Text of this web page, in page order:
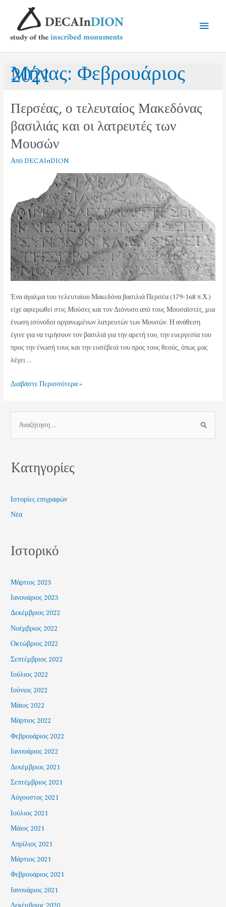
Μήνας: Φεβρουάριος
2021
Περσέας, ο τελευταίος Μακεδόνας
βασιλιάς και οι λατρευτές των
Μουσών
Από DECAInDION
Ένα άγαλμα του τελευταίου Μακεδόνα βασιλιά Περσέα (179-168 π.Χ.)
είχε αφιερωθεί στις Μούσες και τον Διόνυσο από τους Μουσαϊστές, μια
ένωση (σύνοδο) οργανωμένων λατρευτών των Μουσών. Η ανάθεση
έγινε για να τιμήσουν τον βασιλιά για την αρετή του, την ευεργεσία του
προς την ένωσή τους και την ευσέβειά του προς τους θεούς, όπως μας
λέγει …
Διαβάστε Περισσότερα »
Kατηγορίες
Ιστορίες επιγραφών
Νέα
Ιστορικό
Μάρτιος 2023
Ιανουάριος 2023
Δεκέμβριος 2022
Νοέμβριος 2022
Οκτώβριος 2022
Σεπτέμβριος 2022
Ιούλιος 2022
Ιούνιος 2022
Μάιος 2022
Μάρτιος 2022
Φεβρουάριος 2022
Ιανουάριος 2022
Δεκέμβριος 2021
Σεπτέμβριος 2021
Αύγουστος 2021
Ιούλιος 2021
Μάιος 2021
Απρίλιος 2021
Μάρτιος 2021
Φεβρουάριος 2021
Ιανουάριος 2021